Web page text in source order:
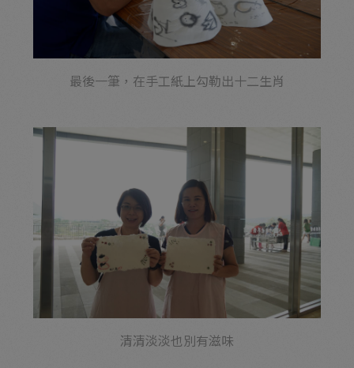
最後一筆，在手工紙上勾勒出十二生肖
清清淡淡也別有滋味